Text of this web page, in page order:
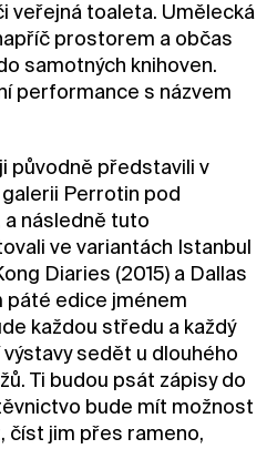
veřejná toaleta. Umělecká
prostorem a občas
samotných knihoven.
performance s názvem
původně představili v
Perrotin pod
a následně tuto
ve variantách Istanbul
Diaries (2015) a Dallas
páté edice jménem
každou středu a každý
sedět u dlouhého
Ti budou psát zápisy do
bude mít možnost
číst jim přes rameno,